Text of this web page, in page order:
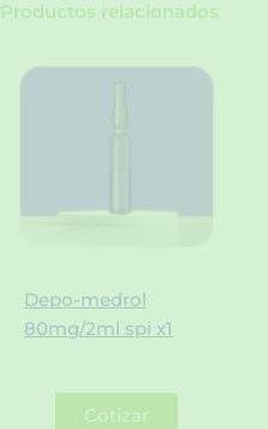
Productos relacionados
Depo-medrol
80mg/2ml spi x1
Cotizar